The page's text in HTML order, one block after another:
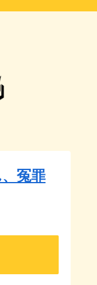
、冤罪